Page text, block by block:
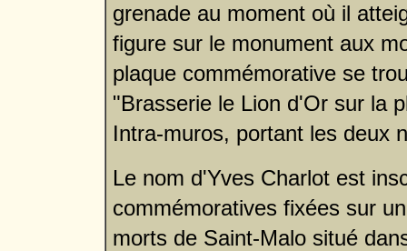
grenade au moment où il
figure sur le monument aux
plaque commémorative se
"Brasserie le Lion d'Or sur la
Intra-muros, portant les deux
Le nom d'Yves Charlot est
commémoratives fixées sur
morts de Saint-Malo situé